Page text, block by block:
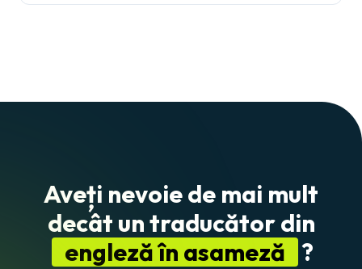
Aveți nevoie de mai mult
decât un traducător din
engleză în asameză ?